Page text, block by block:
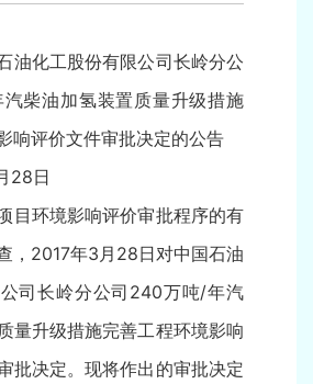
油化工股份有限公司长岭分公
柴油加氢装置质量升级措施
响评价文件审批决定的公告
28日
目环境影响评价审批程序的有
，2017年3月28日对中国石油
司长岭分公司240万吨/年汽
量升级措施完善工程环境影响
批决定。现将作出的审批决定